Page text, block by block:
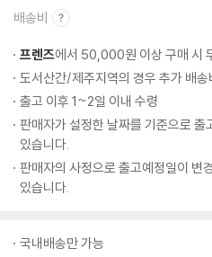
배송비
프렌즈에서 50,000원 이상 구매 시
도서산간/제주지역의 경우 추가 배
출고 이후 1~2일 이내 수령
판매자가 설정한 날짜를 기준으로 출
있습니다.
판매자의 사정으로 출고예정일이 변
있습니다.
국내배송만 가능